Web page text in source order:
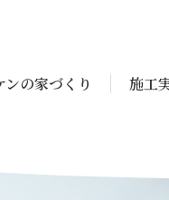
ンの家づくり 施工